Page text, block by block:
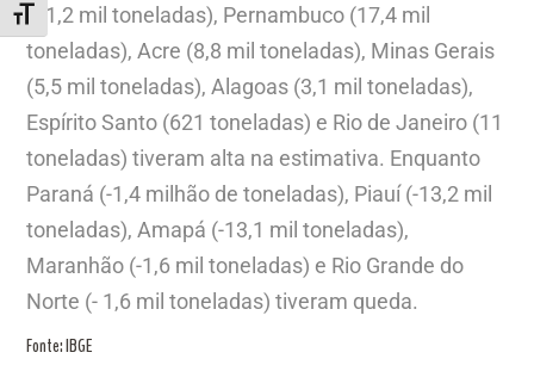
ALTERNAR TAMANHO DA FONTE
(51,2 mil toneladas), Pernambuco (17,4 mil
toneladas), Acre (8,8 mil toneladas), Minas Gerais
(5,5 mil toneladas), Alagoas (3,1 mil toneladas),
Espírito Santo (621 toneladas) e Rio de Janeiro (11
toneladas) tiveram alta na estimativa. Enquanto
Paraná (-1,4 milhão de toneladas), Piauí (-13,2 mil
toneladas), Amapá (-13,1 mil toneladas),
Maranhão (-1,6 mil toneladas) e Rio Grande do
Norte (- 1,6 mil toneladas) tiveram queda.
Fonte: IBGE